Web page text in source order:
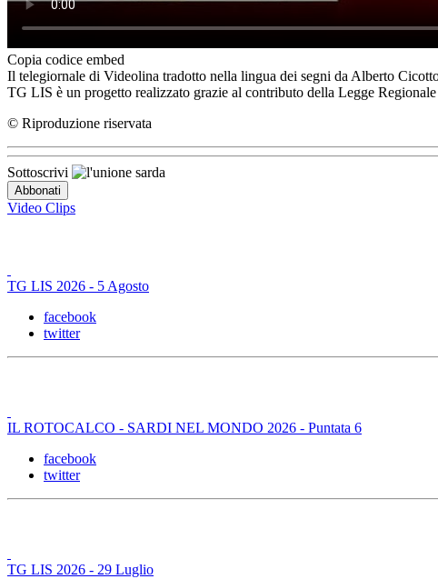
Copia codice embed
Il telegiornale di Videolina tradotto nella lingua dei segni da Alberto
TG LIS è un progetto realizzato grazie al contributo della Legge
© Riproduzione riservata
Sottoscrivi
Video Clips
TG LIS 2026 - 5 Agosto
facebook
twitter
IL ROTOCALCO - SARDI NEL MONDO 2026 - Puntata 6
facebook
twitter
TG LIS 2026 - 29 Luglio